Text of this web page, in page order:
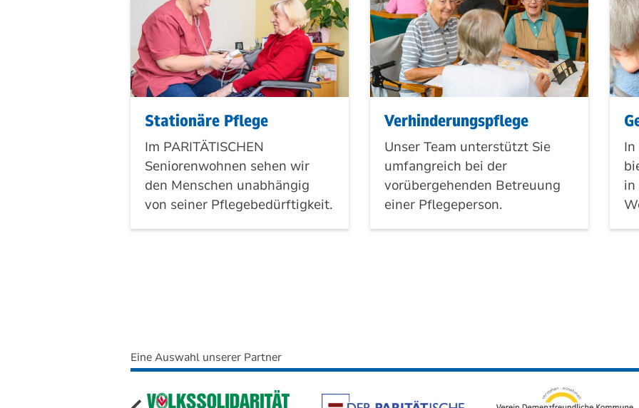
Stationäre Pflege
Im PARITÄTISCHEN
Seniorenwohnen sehen wir
den Menschen unabhängig
von seiner Pflegebedürftigkeit.
Verhinderungspflege
Unser Team unterstützt Sie
umfangreich bei der
vorübergehenden Betreuung
einer Pflegeperson.
in
Eine Auswahl unserer Partner